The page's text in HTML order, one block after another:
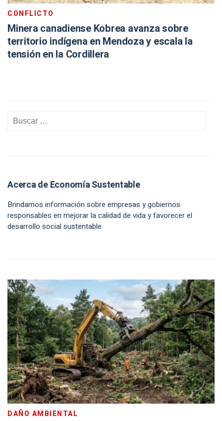
CONFLICTO
Minera canadiense Kobrea avanza sobre
territorio indígena en Mendoza y escala la
tensión en la Cordillera
Acerca de Economía Sustentable
Brindamos información sobre empresas y gobiernos
responsables en mejorar la calidad de vida y favorecer el
desarrollo social sustentable.
DAÑO AMBIENTAL